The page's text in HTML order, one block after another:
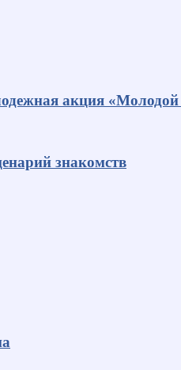
акция
знакомств